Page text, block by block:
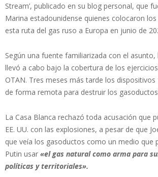
Stream’, publicado en su blog personal, que
Marina estadounidense quienes colocaron
esta ruta del gas ruso a Europa en junio de
Según una fuente familiarizada con el asunto,
llevó a cabo bajo la cobertura de los
OTAN. Tres meses más tarde los
de forma remota para destruir los
La Casa Blanca rechazó toda acusación que
EE. UU. con las explosiones, a pesar de que
que veía los gasoductos como un medio que
Putin usar «el gas natural como arma para
políticas y territoriales».